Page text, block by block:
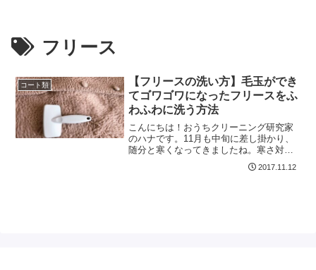
フリース
コート類
【フリースの洗い方】毛玉ができ
てゴワゴワになったフリースをふ
わふわに洗う方法
こんにちは！おうちクリーニング研究家
のハナです。11月も中旬に差し掛かり、
随分と寒くなってきましたね。寒さ対策
は万全ですか？軽くて暖かい、誰でも1枚
は持っているであろうフリース素材の衣
2017.11.12